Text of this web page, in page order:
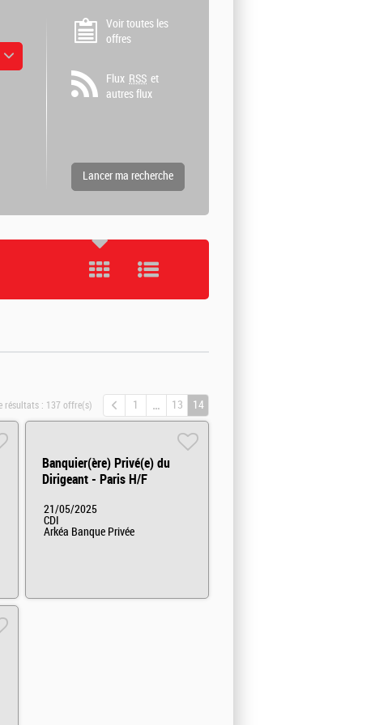
valeurs
Voir toutes les
offres
Flux RSS et
autres flux
résultats : 137 offre(s) 1 13 14
Banquier(ère) Privé(e) du
Dirigeant - Paris H/F
21/05/2025
CDI
Arkéa Banque Privée